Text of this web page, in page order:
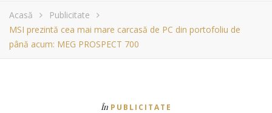
Acasă
Publicitate
MSI prezintă cea mai mare carcasă de PC din portofoliu de
până acum: MEG PROSPECT 700
În PUBLICITATE